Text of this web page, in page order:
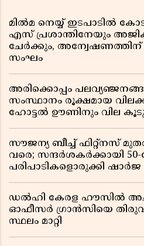
മിൽമ നെയ്യ് ഇടപാടിൽ
എസ് പ്രശാന്തിനേയും
ചേർക്കും,
സംഘം
അരിക്കൊപ്പം
സംസ്ഥാനം രൂക്ഷമായ
ഹോട്ടൽ ഊണിനും വില
സൗജന്യ ബീച്ച് ഫിറ്റ്നസ്
വരെ; സന്ദർശകർക്കായി
പരിപാടികളൊരുക്കി ഷാർജ
ഡൽഹി കേരള ഹൗസിൽ
ഓഫീസർ ഗ്രാൻസിയെ
സ്ഥലം മാറ്റി